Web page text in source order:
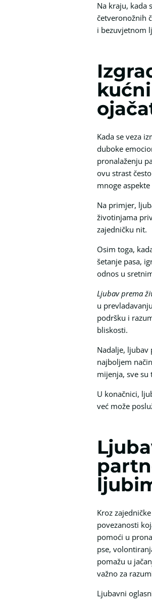
Na kraju, kada
četveronožnih
i bezuvjetnom
Kada se veza
duboke
pronalaženju
ovu strast
mnoge
Na primjer,
životinjama
zajedničku nit.
Osim toga,
šetanje pasa,
odnos u
Ljubav prema
u
podršku i
bliskosti.
Nadalje, ljubav
najboljem
mijenja, sve
U konačnici,
već može
Kroz
povezanosti
pomoći u
pse,
pomažu u
važno za
Ljubavni